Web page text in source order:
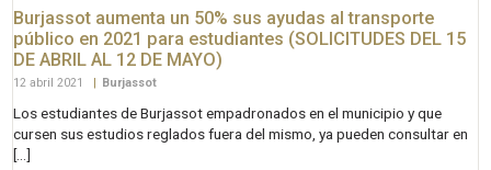
Burjassot aumenta un 50% sus ayudas al transporte
público en 2021 para estudiantes (SOLICITUDES DEL 15
DE ABRIL AL 12 DE MAYO)
12 abril 2021 | Burjassot
Los estudiantes de Burjassot empadronados en el municipio y que
cursen sus estudios reglados fuera del mismo, ya pueden consultar en
[…]